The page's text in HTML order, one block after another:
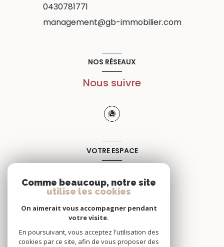
0430781771
management@gb-immobilier.com
NOS RÉSEAUX
Nous suivre
VOTRE ESPACE
Comme beaucoup, notre site
utilise les cookies
On aimerait vous accompagner pendant
votre visite.
En poursuivant, vous acceptez l'utilisation des
cookies par ce site, afin de vous proposer des